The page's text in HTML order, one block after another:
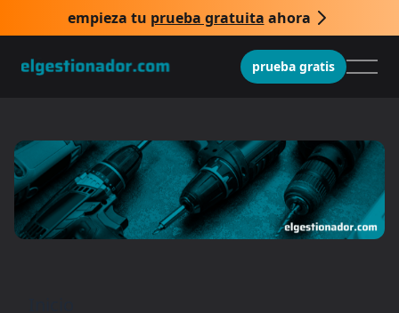
empieza tu prueba gratuita ahora
prueba gratis